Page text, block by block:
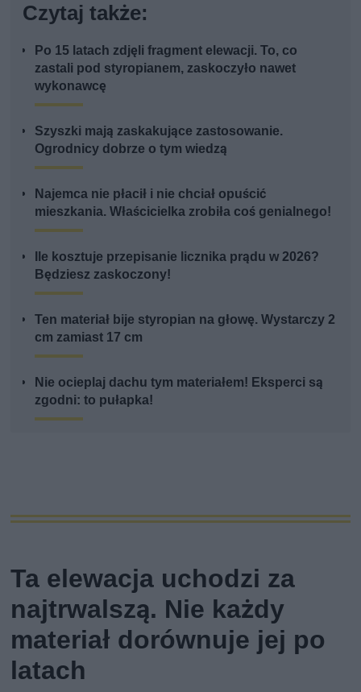
Czytaj także:
Po 15 latach zdjęli fragment elewacji. To, co
zastali pod styropianem, zaskoczyło nawet
wykonawcę
Szyszki mają zaskakujące zastosowanie.
Ogrodnicy dobrze o tym wiedzą
Najemca nie płacił i nie chciał opuścić
mieszkania. Właścicielka zrobiła coś genialnego!
Ile kosztuje przepisanie licznika prądu w 2026?
Będziesz zaskoczony!
Ten materiał bije styropian na głowę. Wystarczy 2
cm zamiast 17 cm
Nie ocieplaj dachu tym materiałem! Eksperci są
zgodni: to pułapka!
Ta elewacja uchodzi za
najtrwalszą. Nie każdy
materiał dorównuje jej po
latach